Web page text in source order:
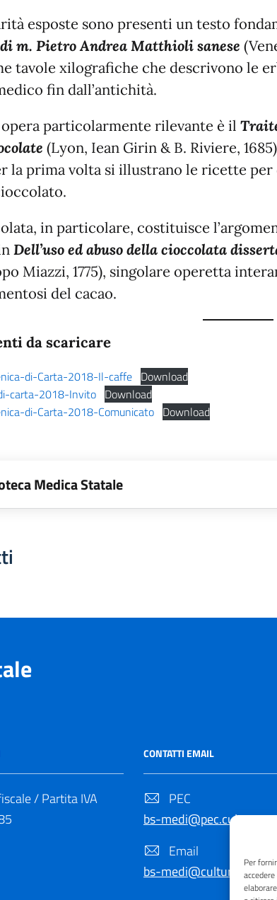
Per
esposte sono presenti un testo
m. Pietro Andrea Matthioli sanese
tavole xilografiche che descrivono le
fin dall’antichità.
opera particolarmente rilevante è il
(Lyon, Iean Girin & B. Riviere,
la prima volta si illustrano le ricette per
in particolare, costituisce
Dell’uso ed abuso della cioccolata
Miazzi, 1775), singolare operetta
del cacao.
da scaricare
di-Carta-2018-Il-caffe Download
carta-2018-Invito Download
di-Carta-2018-Comunicato Download
Medica Statale
/ Partita IVA
CONTATTI EMAIL
PEC
bs-
Email
bs-medi@cultura.gov.it